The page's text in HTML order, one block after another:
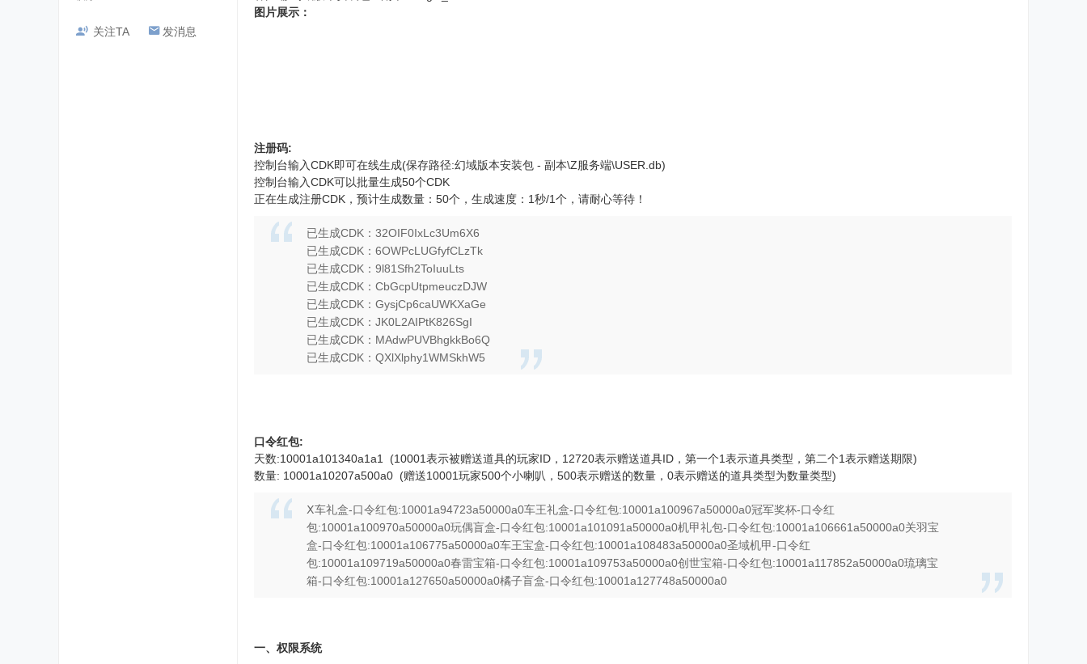
关注TA 发消息
图片展示：
注册码:
控制台输入CDK即可在线生成(保存路径:幻域版本安装包 - 副本\Z服务端\USER.db)
控制台输入CDK可以批量生成50个CDK
正在生成注册CDK，预计生成数量：50个，生成速度：1秒/1个，请耐心等待！
已生成CDK：32OIF0IxLc3Um6X6
已生成CDK：6OWPcLUGfyfCLzTk
已生成CDK：9l81Sfh2ToIuuLts
已生成CDK：CbGcpUtpmeuczDJW
已生成CDK：GysjCp6caUWKXaGe
已生成CDK：JK0L2AIPtK826SgI
已生成CDK：MAdwPUVBhgkkBo6Q
已生成CDK：QXlXlphy1WMSkhW5
口令红包:
天数:10001a101340a1a1 (10001表示被赠送道具的玩家ID，12720表示赠送道具ID，第一个1表示道具类型，第二个1表示赠送期限)
数量: 10001a10207a500a0 (赠送10001玩家500个小喇叭，500表示赠送的数量，0表示赠送的道具类型为数量类型)
Ⅹ车礼盒-口令红包:10001a94723a50000a0车王礼盒-口令红包:10001a100967a50000a0冠军奖杯-口令红
包:10001a100970a50000a0玩偶盲盒-口令红包:10001a101091a50000a0机甲礼包-口令红包:10001a106661a50000a0关羽宝
盒-口令红包:10001a106775a50000a0车王宝盒-口令红包:10001a108483a50000a0圣域机甲-口令红
包:10001a109719a50000a0春雷宝箱-口令红包:10001a109753a50000a0创世宝箱-口令红包:10001a117852a50000a0琉璃宝
箱-口令红包:10001a127650a50000a0橘子盲盒-口令红包:10001a127748a50000a0
一、 权限系统